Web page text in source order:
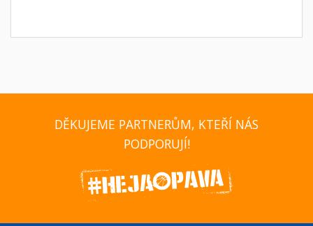
DĚKUJEME PARTNERŮM, KTEŘÍ NÁS
PODPORUJÍ!